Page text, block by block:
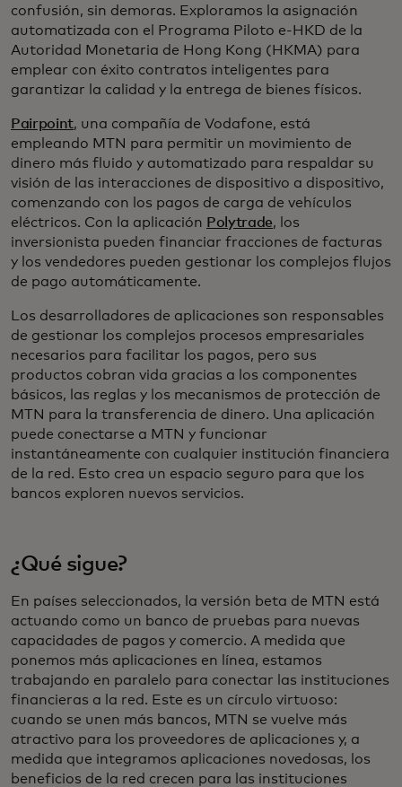
confusión, sin demoras. Exploramos la asignación
automatizada con el Programa Piloto e-HKD de la
Autoridad Monetaria de Hong Kong (HKMA) para
emplear con éxito contratos inteligentes para
garantizar la calidad y la entrega de bienes físicos.
Pairpoint, una compañía de Vodafone, está
empleando MTN para permitir un movimiento de
dinero más fluido y automatizado para respaldar su
visión de las interacciones de dispositivo a dispositivo,
comenzando con los pagos de carga de vehículos
eléctricos. Con la aplicación Polytrade, los
inversionista pueden financiar fracciones de facturas
y los vendedores pueden gestionar los complejos flujos
de pago automáticamente.
Los desarrolladores de aplicaciones son responsables
de gestionar los complejos procesos empresariales
necesarios para facilitar los pagos, pero sus
productos cobran vida gracias a los componentes
básicos, las reglas y los mecanismos de protección de
MTN para la transferencia de dinero. Una aplicación
puede conectarse a MTN y funcionar
instantáneamente con cualquier institución financiera
de la red. Esto crea un espacio seguro para que los
bancos exploren nuevos servicios.
¿Qué sigue?
En países seleccionados, la versión beta de MTN está
actuando como un banco de pruebas para nuevas
capacidades de pagos y comercio. A medida que
ponemos más aplicaciones en línea, estamos
trabajando en paralelo para conectar las instituciones
financieras a la red. Este es un círculo virtuoso:
cuando se unen más bancos, MTN se vuelve más
atractivo para los proveedores de aplicaciones y, a
medida que integramos aplicaciones novedosas, los
beneficios de la red crecen para las instituciones